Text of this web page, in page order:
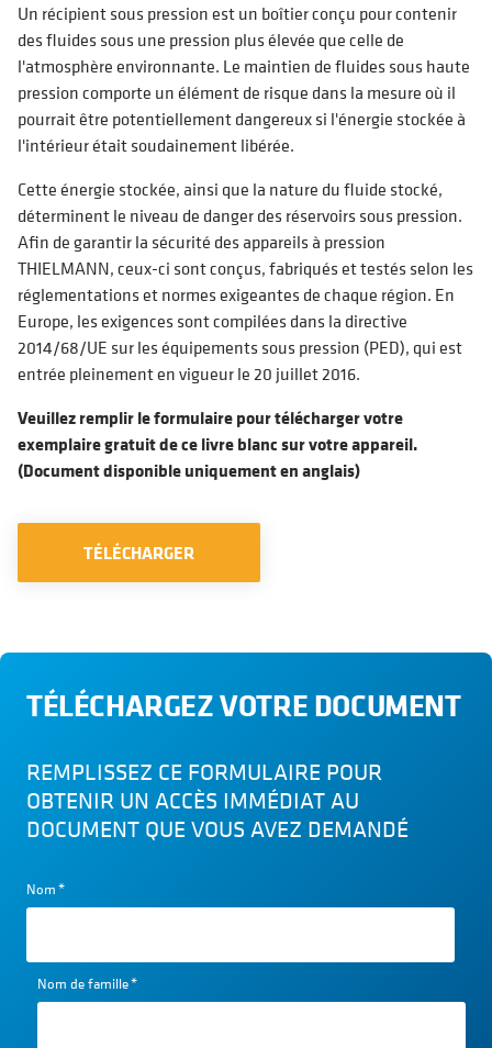
Un récipient sous pression est un boîtier conçu pour contenir
des fluides sous une pression plus élevée que celle de
l'atmosphère environnante. Le maintien de fluides sous haute
pression comporte un élément de risque dans la mesure où il
pourrait être potentiellement dangereux si l'énergie stockée à
l'intérieur était soudainement libérée.
Cette énergie stockée, ainsi que la nature du fluide stocké,
déterminent le niveau de danger des réservoirs sous pression.
Afin de garantir la sécurité des appareils à pression
THIELMANN, ceux-ci sont conçus, fabriqués et testés selon les
réglementations et normes exigeantes de chaque région. En
Europe, les exigences sont compilées dans la directive
2014/68/UE sur les équipements sous pression (PED), qui est
entrée pleinement en vigueur le 20 juillet 2016.
Veuillez remplir le formulaire pour télécharger votre
exemplaire gratuit de ce livre blanc sur votre appareil.
(Document disponible uniquement en anglais)
TÉLÉCHARGER
TÉLÉCHARGEZ VOTRE DOCUMENT
REMPLISSEZ CE FORMULAIRE POUR
OBTENIR UN ACCÈS IMMÉDIAT AU
DOCUMENT QUE VOUS AVEZ DEMANDÉ
Nom*
Nom de famille*